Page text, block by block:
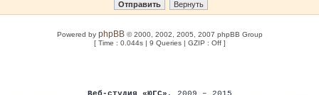
Powered by phpBB© 2000, 2002, 2005, 2007 phpBB Group
[ Time : 0.044s | 9 Queries | GZIP : Off ]